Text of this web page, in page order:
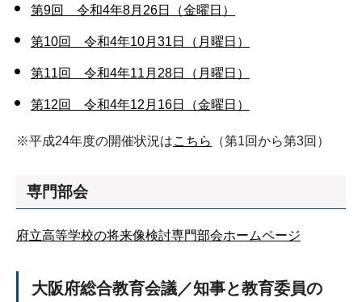
第9回 令和4年8月26日（金曜日）
第10回 令和4年10月31日（月曜日）
第11回 令和4年11月28日（月曜日）
第12回 令和4年12月16日（金曜日）
※平成24年度の開催状況はこちら （第1回から第3回）
専門部会
府立高等学校の将来像検討専門部会ホームページ
大阪府総合教育会議／知事と教育委員の